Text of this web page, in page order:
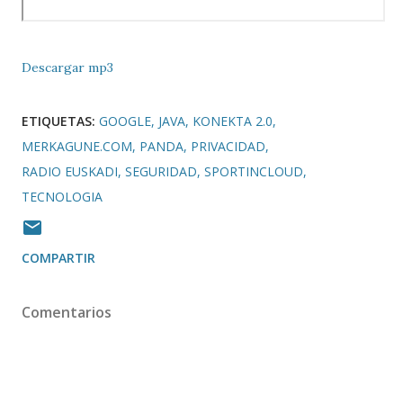
Descargar mp3
ETIQUETAS: GOOGLE JAVA KONEKTA 2.0
MERKAGUNE.COM PANDA PRIVACIDAD
RADIO EUSKADI SEGURIDAD SPORTINCLOUD
TECNOLOGIA
COMPARTIR
Comentarios